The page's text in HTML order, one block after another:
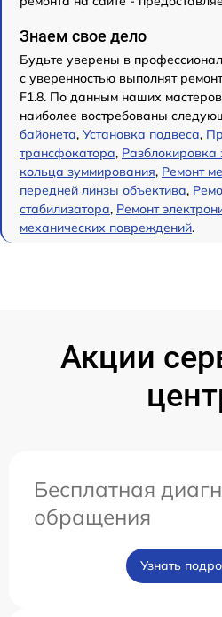
Знаем свое дело
Будьте уверены в
с уверенностью выполнят
F1.8. По данным наших
наиболее востребованы
байонета, Установка подвеса,
трансфокатора, Разблокировка
кольца зуммирования, Ремонт
передней линзы объектива,
стабилизатора, Ремонт
механических повреждений.
Акции
Бесплатная
обращения
Узнать